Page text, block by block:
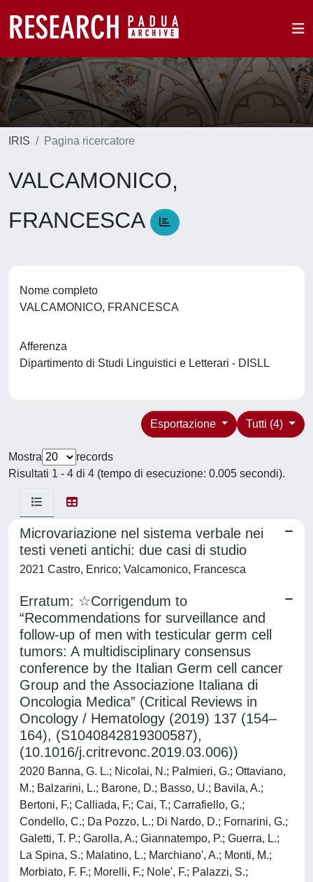
IRIS Pagina ricercatore
VALCAMONICO,
FRANCESCA
Nome completo
VALCAMONICO, FRANCESCA
Afferenza
Dipartimento di Studi Linguistici e Letterari - DISLL
Tutti (4)
Esportazione
Mostra
records
Risultati 1 - 4 di 4 (tempo di esecuzione: 0.005 secondi).
Microvariazione nel sistema verbale nei
testi veneti antichi: due casi di studio
2021 Castro, Enrico; Valcamonico, Francesca
Erratum: ☆Corrigendum to
“Recommendations for surveillance and
follow-up of men with testicular germ cell
tumors: A multidisciplinary consensus
conference by the Italian Germ cell cancer
Group and the Associazione Italiana di
Oncologia Medica” (Critical Reviews in
Oncology / Hematology (2019) 137 (154–
164), (S1040842819300587),
(10.1016/j.critrevonc.2019.03.006))
2020 Banna, G. L.; Nicolai, N.; Palmieri, G.; Ottaviano,
M.; Balzarini, L.; Barone, D.; Basso, U.; Bavila, A.;
Bertoni, F.; Calliada, F.; Cai, T.; Carrafiello, G.;
Condello, C.; Da Pozzo, L.; Di Nardo, D.; Fornarini, G.;
Galetti, T. P.; Garolla, A.; Giannatempo, P.; Guerra, L.;
La Spina, S.; Malatino, L.; Marchiano', A.; Monti, M.;
Morbiato, F. F.; Morelli, F.; Nole', F.; Palazzi, S.;